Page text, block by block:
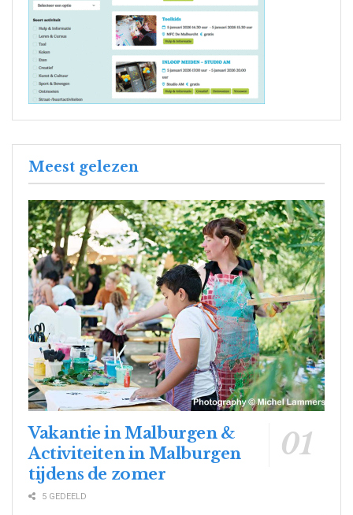
Meest gelezen
Vakantie in Malburgen &
Activiteiten in Malburgen
tijdens de zomer
5 GEDEELD